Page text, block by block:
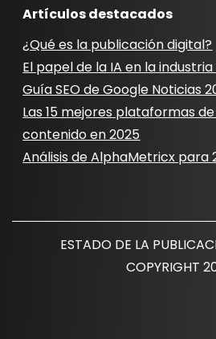
Artículos destacados
¿Qué es la publicación digital?
El papel de la IA en la
Guía SEO de Google Noticias
Las 15 mejores plataformas
contenido en 2025
Análisis de AlphaMetricx para
ESTADO DE LA
COPYRIGHT